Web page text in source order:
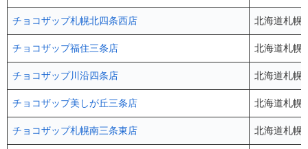
チョコザップ札幌北四条西店 北海道札
チョコザップ福住三条店 北海道札
チョコザップ川沿四条店 北海道札幌
チョコザップ美しが丘三条店 北海道札幌
チョコザップ札幌南三条東店 北海道札